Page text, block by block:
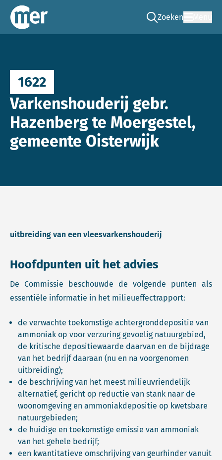
Commissie mer
Zoeken
Ga naar de zoek
1622
Varkenshouderij gebr.
Hazenberg te Moergestel,
gemeente Oisterwijk
uitbreiding van een vleesvarkenshouderij
Hoofdpunten uit het advies
De Commissie beschouwde de volgende punten als
essentiële informatie in het milieueffectrapport:
de verwachte toekomstige achtergronddepositie van
ammoniak op voor verzuring gevoelig natuurgebied,
de kritische depositiewaarde daarvan en de bijdrage
van het bedrijf daaraan (nu en na voorgenomen
uitbreiding);
de beschrijving van het meest milieuvriendelijk
alternatief, gericht op reductie van stank naar de
woonomgeving en ammoniakdepositie op kwetsbare
natuurgebieden;
de huidige en toekomstige emissie van ammoniak
van het gehele bedrijf;
een kwantitatieve omschrijving van geurhinder vanuit